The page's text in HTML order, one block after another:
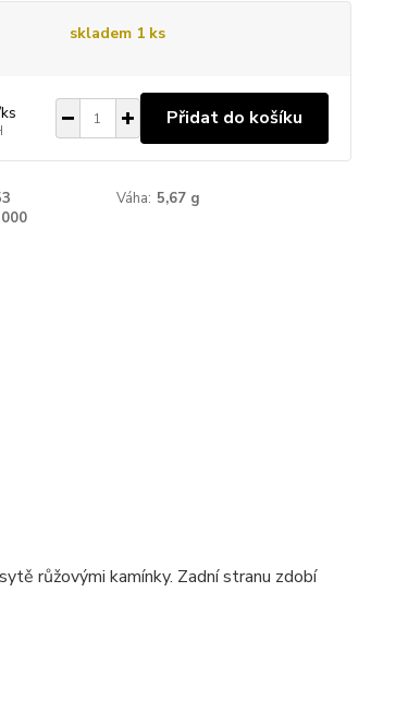
skladem 1 ks
ks Přidat do košíku
Váha: 5,67 g
růžovými kamínky. Zadní stranu zdobí